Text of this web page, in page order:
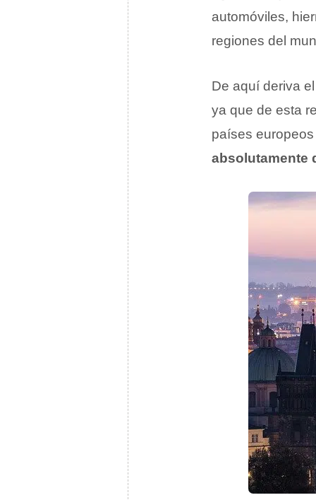
automóviles,
regiones del
De aquí deriva
ya que de esta
países
absolutamente